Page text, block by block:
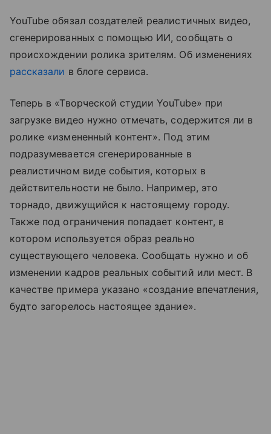
YouTube обязал создателей реалистичных видео,
сгенерированных с помощью ИИ, сообщать о
происхождении ролика зрителям. Об изменениях
рассказали в блоге сервиса.
Теперь в «Творческой студии YouTube» при
загрузке видео нужно отмечать, содержится ли в
ролике «измененный контент». Под этим
подразумевается сгенерированные в
реалистичном виде события, которых в
действительности не было. Например, это
торнадо, движущийся к настоящему городу.
Также под ограничения попадает контент, в
котором используется образ реально
существующего человека. Сообщать нужно и об
изменении кадров реальных событий или мест. В
качестве примера указано «создание впечатления,
будто загорелось настоящее здание».